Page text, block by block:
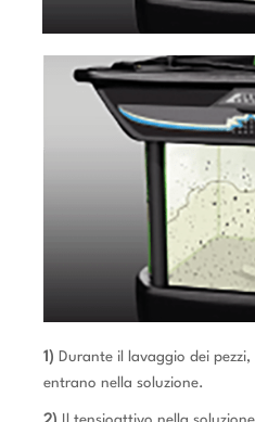
1) Durante il lavaggio dei
entrano nella soluzione.